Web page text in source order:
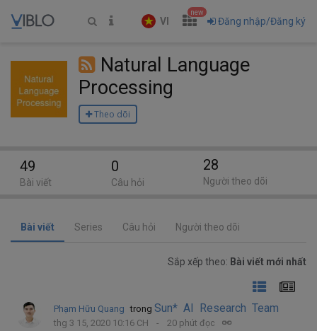
VI
new
Đăng nhập/Đăng ký
Natural Language
Processing
Theo dõi
Bài viết Series Câu hỏi Người theo dõi
Sắp xếp theo: Bài viết mới nhất
Phạm Hữu Quang trong Sun* AI Research Team
thg 3 15, 2020 10:16 CH
20 phút đọc
49
Bài viết
0
Câu hỏi
28
Người theo dõi